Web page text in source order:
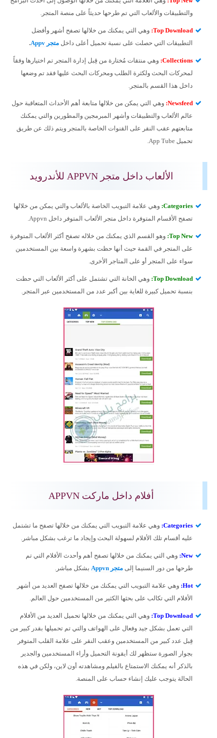
والتطبيقات والألعاب التي تم طرحها حديثاً على منصة المتجر.
Top Download
: وهي التي يمكنك من خلالها تصفح أشهر وأفضل
التطبيقات التي حصلت على نسبة تحميل أعلى داخل متجر Appv
.
Collections
: وهي منتقات مُختارة من قِبل إدارة المتجر تم اختيارها وفقاً
لمحركات البحث ولكثرة الطلب ومحركات البحث عليها فقد تم وضعها
داخل هذا القسم بالمتجر.
Newsfeed
: وهي التي يمكن من خلالها متابعة أهم الأحداث المتعاقبة حول
عالم الألعاب والتطبيقات وأشهر المبرمجين والمطورين والتي يمكنك
متابعتهم عقب النقر على القنوات الخاصة بالمتجر ويتم ذلك عن طريق
تحميل App Tube.
الألعاب داخل متجر APPVN للأندرويد
Categories
: وهي علامة التبويب الخاصة بالألعاب والتي يمكن من خلالها
تصفح الأقسام المتوفرة داخل متجر الألعاب المتوفر داخل Appvn.
Top New
: وهو القسم الذي يمكنك من خلاله تصفح أكثر الألعاب المتوفرة
على المتجر في القمة حيث أنها حظت بشهرة واسعة بين المستخدمين
سواء على المتجر أو على المتاجر الأخرى.
Top Download
: وهي الخانة التي تشتمل على أكثر الألعاب التي حظت
بنسبة تحميل كبيرة للغاية بين أكبر عدد من المستخدمين عبر المتجر.
أفلام داخل ماركت APPVN
Categories
: وهي علامة التبويب التي يمكنك من خلالها تصفح ما تشتمل
عليه أقسام تلك الأفلام لسهولة البحث وإيجاد ما ترغب بشكل مباشر.
New
: وهي التي يمكنك من خلالها تصفح أهم وأحدث الأفلام التي تم
طرحها من دور السنيما إلى متجر Appvn بشكل مباشر.
Hot
: وهي علامة التبويب التي يمكنك من خلالها تصفح العديد من أشهر
الأفلام التي تكالب على بحثها الكثير من المستخدمين حول العالم.
Top Download
: وهي التي يمكنك من خلالها تحميل العديد من الأفلام
التي تعمل بشكل جيد وفعال على الهواتف والتي تم تحميلها بقدر كبير من
قِبل عدد كبير من المستخدمين وعقب النقر على علامة القلب المتوفر
بجوار الصورة ستظهر لك أيقونة التحميل وأراء المستخدمين والجدير
بالذكر أنه يمكنك الاستمتاع بالفيلم ومشاهدته أون لاين، ولكن في هذه
الحالة يتوجب عليك إنشاء حساب على المنصة.